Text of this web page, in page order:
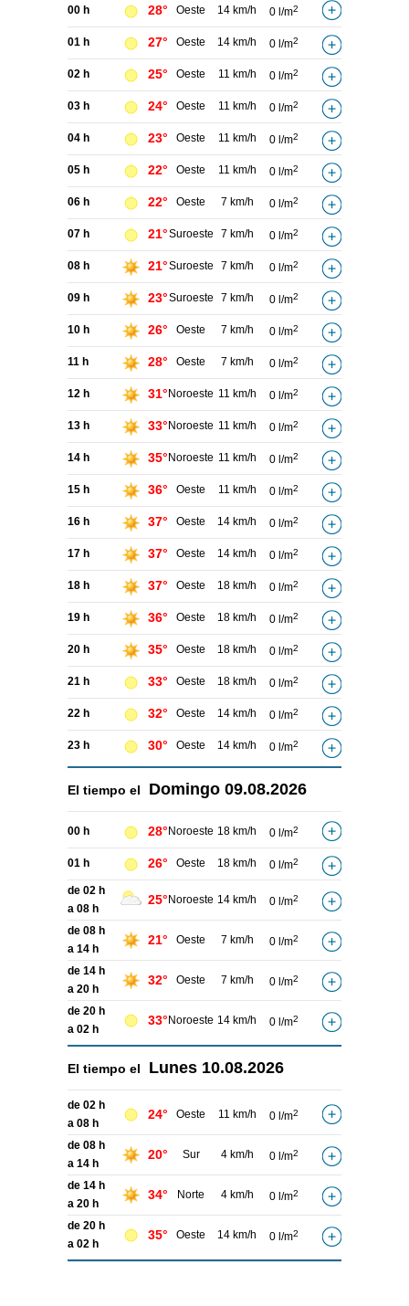
00 h 28° Oeste 14 km/h 0 l/m2
01 h 27° Oeste 14 km/h 0 l/m2
02 h 25° Oeste 11 km/h 0 l/m2
03 h 24° Oeste 11 km/h 0 l/m2
04 h 23° Oeste 11 km/h 0 l/m2
05 h 22° Oeste 11 km/h 0 l/m2
06 h 22° Oeste 7 km/h 0 l/m2
07 h 21°Suroeste 7 km/h 0 l/m2
08 h 21°Suroeste 7 km/h 0 l/m2
09 h 23°Suroeste 7 km/h 0 l/m2
10 h 26° Oeste 7 km/h 0 l/m2
11 h 28° Oeste 7 km/h 0 l/m2
12 h 31° Noroeste 11 km/h 0 l/m2
13 h 33° Noroeste 11 km/h 0 l/m2
14 h 35° Noroeste 11 km/h 0 l/m2
15 h 36° Oeste 11 km/h 0 l/m2
16 h 37° Oeste 14 km/h 0 l/m2
17 h 37° Oeste 14 km/h 0 l/m2
18 h 37° Oeste 18 km/h 0 l/m2
19 h 36° Oeste 18 km/h 0 l/m2
20 h 35° Oeste 18 km/h 0 l/m2
21 h 33° Oeste 18 km/h 0 l/m2
22 h 32° Oeste 14 km/h 0 l/m2
23 h 30° Oeste 14 km/h 0 l/m2
El tiempo el Domingo 09.08.2026
00 h 28° Noroeste 18 km/h 0 l/m2
01 h 26° Oeste 18 km/h 0 l/m2
de 02 h
a 08 h
25° Noroeste 14 km/h 0 l/m2
de 08 h
a 14 h
21° Oeste 7 km/h 0 l/m2
de 14 h
a 20 h
32° Oeste 7 km/h 0 l/m2
de 20 h
a 02 h
33° Noroeste 14 km/h 0 l/m2
El tiempo el Lunes 10.08.2026
de 02 h
a 08 h
24° Oeste 11 km/h 0 l/m2
de 08 h
a 14 h
20° Sur 4 km/h 0 l/m2
de 14 h
a 20 h
34° Norte 4 km/h 0 l/m2
de 20 h
a 02 h
35° Oeste 14 km/h 0 l/m2